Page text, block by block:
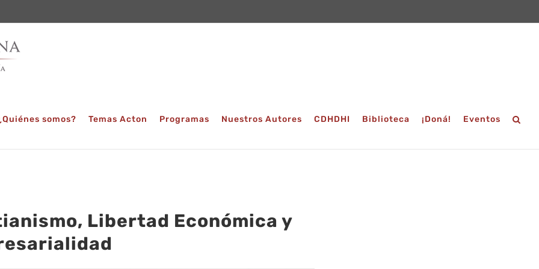
somos? Temas Acton Programas Nuestros Autores CDHDHI Biblioteca ¡Doná! Eventos
Libertad Económica y